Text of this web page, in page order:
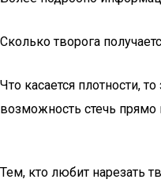
Сколько творога
Что касается плотности,
возможность стечь прямо
Тем, кто любит нарезать